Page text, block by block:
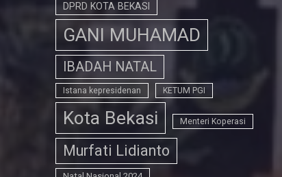
DPRD KOTA BEKASI
GANI MUHAMAD
IBADAH NATAL
Istana kepresidenan KETUM PGI
Kota Bekasi Menteri Koperasi
Murfati Lidianto